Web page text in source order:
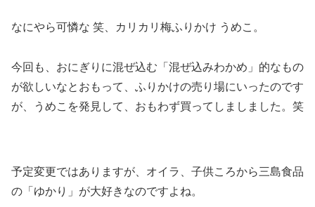
なにやら可憐な 笑、カリカリ梅ふりかけ うめこ。
今回も、おにぎりに混ぜ込む「混ぜ込みわかめ」的なもの
が欲しいなとおもって、ふりかけの売り場にいったのです
が、うめこを発見して、おもわず買ってしましました。笑
予定変更ではありますが、オイラ、子供ころから三島食品
の「ゆかり」が大好きなのですよね。